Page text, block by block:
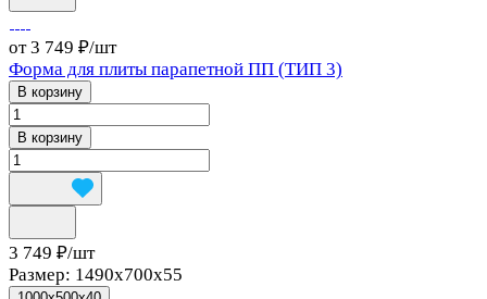
от 3 749 ₽/шт
Форма для плиты парапетной ПП (ТИП 3)
В корзину
В корзину
3 749 ₽/шт
Размер: 1490x700x55